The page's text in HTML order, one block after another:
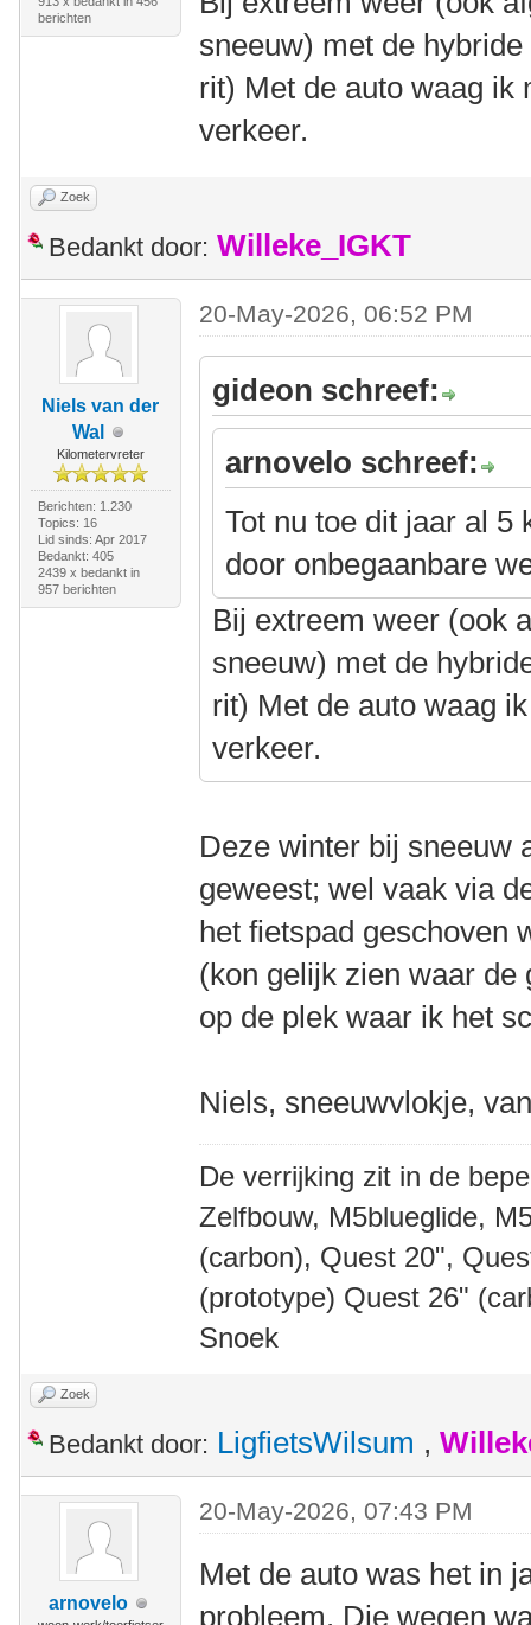
berichten
sneeuw) met de
rit) Met de auto waag ik
verkeer.
Zoek
Bedankt door: Willeke_IGKT
Niels van der
Wal
Kilometervreter
Berichten: 1.230
Topics: 16
Lid sinds: Apr 2017
Bedankt: 405
2439 x bedankt in
957 berichten
20-May-2026, 06:52 PM
gideon schreef:
arnovelo schreef:
Tot nu toe dit jaar al 5
door onbegaanbare
Bij extreem weer (ook
sneeuw) met de
rit) Met de auto waag
verkeer.
Deze winter bij sneeuw
geweest; wel vaak via
het fietspad geschoven
(kon gelijk zien waar
op de plek waar ik het
Niels, sneeuwvlokje,
De verrijking zit in de
Zelfbouw, M5blueglide,
(carbon), Quest 20",
(prototype) Quest 26"
Snoek
Zoek
Bedankt door: LigfietsWilsum ,
arnovelo
20-May-2026, 07:43 PM
Met de auto was het in
probleem. Die wegen